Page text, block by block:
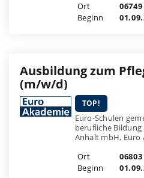
Ort
Beginn
Ausbildung zum
(m/w/d)
TOP!
Euro-Schulen
berufliche Bildung
Anhalt mbH, Euro
Ort
Beginn